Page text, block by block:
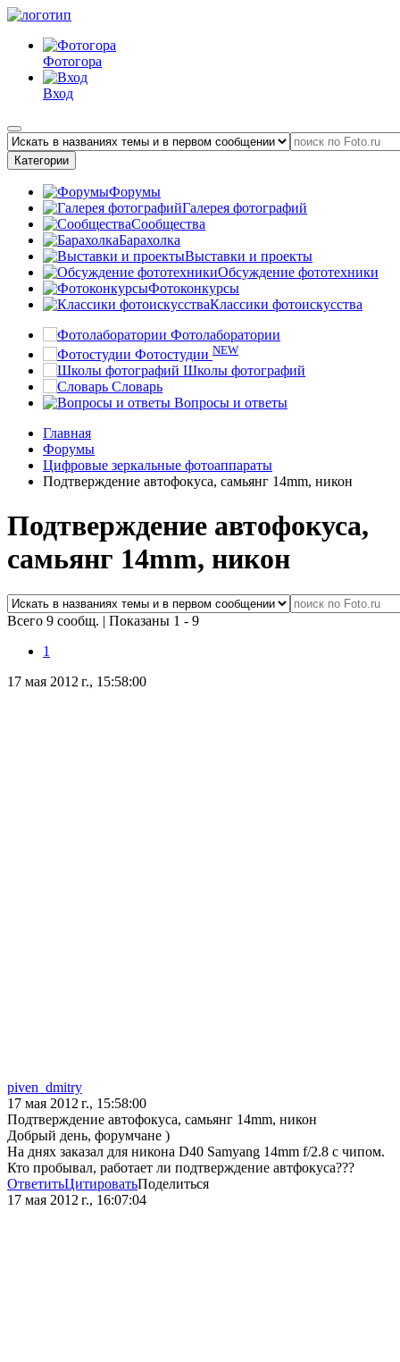
Фотогора
Вход
Категории
Форумы
Галерея фотографий
Сообщества
Барахолка
Выставки и проекты
Обсуждение фототехники
Фотоконкурсы
Классики фотоискусства
Фотолаборатории
Фотостудии NEW
Школы фотографий
Словарь
Вопросы и ответы
Главная
Форумы
Цифровые зеркальные фотоаппараты
Подтверждение автофокуса, самьянг 14mm, никон
Подтверждение автофокуса,
самьянг 14mm, никон
Всего 9 сообщ. | Показаны 1 - 9
1
17 мая 2012 г., 15:58:00
piven_dmitry
17 мая 2012 г., 15:58:00
Подтверждение автофокуса, самьянг 14mm, никон
Добрый день, форумчане )
На днях заказал для никона D40 Samyang 14mm f/2.8 с чипом.
Кто пробывал, работает ли подтверждение автфокуса???
ОтветитьЦитироватьПоделиться
17 мая 2012 г., 16:07:04